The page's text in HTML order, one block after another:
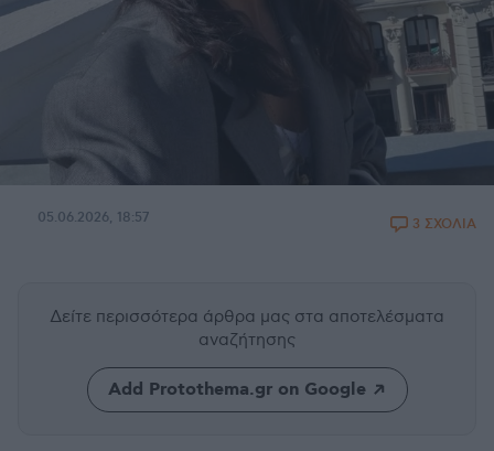
05.06.2026, 18:57 3 ΣΧΟΛΙΑ
Δείτε περισσότερα άρθρα μας στα αποτελέσματα
αναζήτησης
Add Protothema.gr on Google